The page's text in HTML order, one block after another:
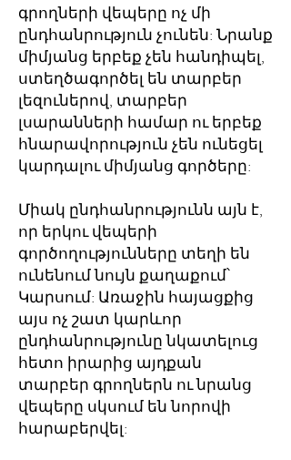
գրողների վեպերը ոչ մի
ընդհանրություն չունեն: Նրանք
միմյանց երբեք չեն հանդիպել,
ստեղծագործել են տարբեր
լեզուներով, տարբեր
լսարանների համար ու երբեք
հնարավորություն չեն ունեցել
կարդալու միմյանց գործերը:
Միակ ընդհանրությունն այն է,
որ երկու վեպերի
գործողությունները տեղի են
ունենում նույն քաղաքում՝
Կարսում: Առաջին հայացքից
այս ոչ շատ կարևոր
ընդհանրությունը նկատելուց
հետո իրարից այդքան
տարբեր գրողներն ու նրանց
վեպերը սկսում են նորովի
հարաբերվել: